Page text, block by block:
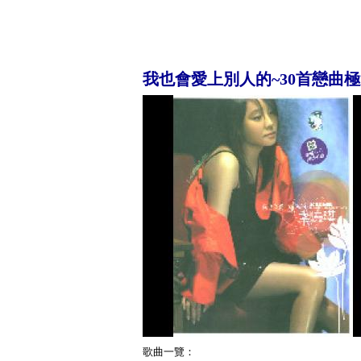
我也會愛上別人的~30首戀曲
歌曲一覽：